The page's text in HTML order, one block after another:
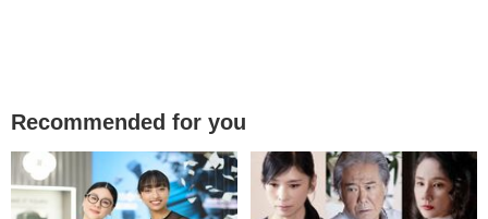
Recommended for you